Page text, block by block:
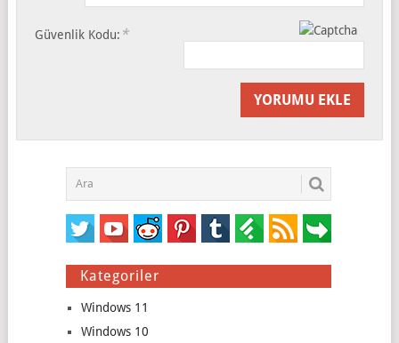
Güvenlik Kodu: *
Kategoriler
Windows 11
Windows 10